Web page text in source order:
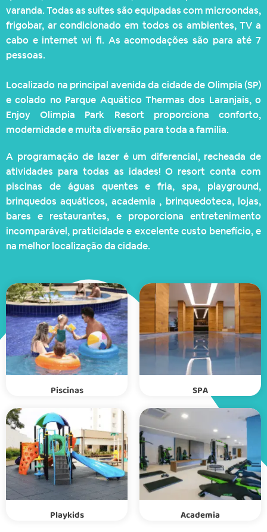
varanda. Todas as suítes são equipadas com microondas,
frigobar, ar condicionado em todos os ambientes, TV a
cabo e internet wi fi. As acomodações são para até 7
pessoas.
Localizado na principal avenida da cidade de Olimpia (SP)
e colado no Parque Aquático Thermas dos Laranjais, o
Enjoy Olimpia Park Resort proporciona conforto,
modernidade e muita diversão para toda a família.
A programação de lazer é um diferencial, recheada de
atividades para todas as idades! O resort conta com
piscinas de águas quentes e fria, spa, playground,
brinquedos aquáticos, academia , brinquedoteca, lojas,
bares e restaurantes, e proporciona entretenimento
incomparável, praticidade e excelente custo benefício, e
na melhor localização da cidade.
Piscinas SPA
Playkids Academia